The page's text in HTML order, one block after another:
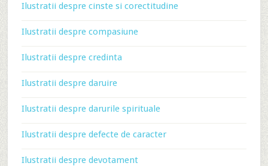
Ilustratii despre cinste si corectitudine
Ilustratii despre compasiune
Ilustratii despre credinta
Ilustratii despre daruire
Ilustratii despre darurile spirituale
Ilustratii despre defecte de caracter
Ilustratii despre devotament